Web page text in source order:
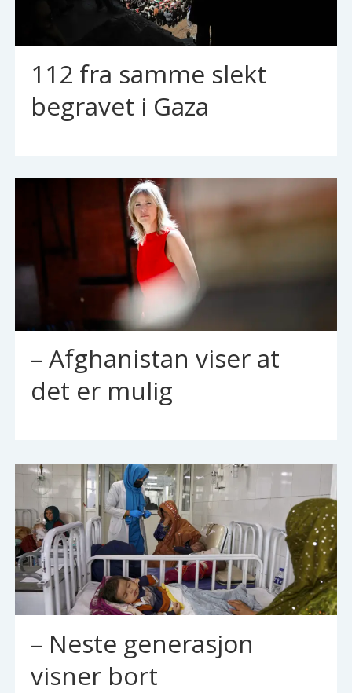
112 fra samme slekt
begravet i Gaza
– Afghanistan viser at
det er mulig
– Neste generasjon
visner bort